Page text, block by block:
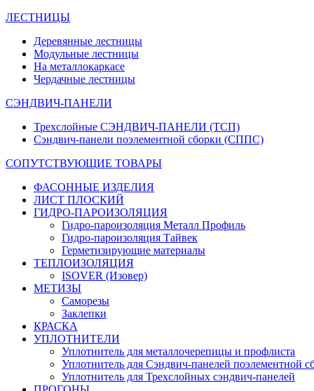
ЛЕСТНИЦЫ
Деревянные лестницы
Модульные лестницы
На металлокаркасе
Чердачные лестницы
СЭНДВИЧ-ПАНЕЛИ
Трехслойные СЭНДВИЧ-ПАНЕЛИ (ТСП)
Сэндвич-панели поэлементной сборки (СППС)
СОПУТСТВУЮЩИЕ ТОВАРЫ
ФАСОННЫЕ ИЗДЕЛИЯ
ЛИСТ ПЛОСКИЙ
ГИДРО-ПАРОИЗОЛЯЦИЯ
Гидро-пароизоляция Металл Профиль
Гидро-пароизоляция Тайвек
Герметизирующие материалы
ТЕПЛОИЗОЛЯЦИЯ
ISOVER (Изовер)
МЕТИЗЫ
Саморезы
Заклепки
КРАСКА
УПЛОТНИТЕЛИ
Уплотнитель для металлочерепицы и профлиста
Уплотнитель для Сэндвич-панелей поэлементной
Уплотнитель для Трехслойных сэндвич-панелей